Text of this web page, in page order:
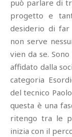
può parlare di
progetto e
desiderio di far
non serve
vien da se.
affidato dalla
categoria
del tecnico
questa è una
ritengo tra le
inizia con il